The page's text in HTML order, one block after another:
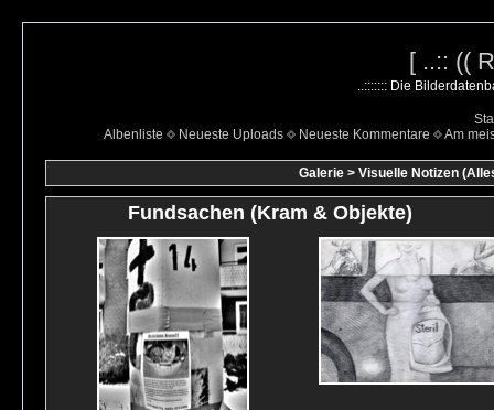
[ ..:: ((
..::::::: Die
Albenliste
Neueste Uploads Neueste Kommentare Am
Galerie> Visuelle Notizen
Fundsachen (Kram & Objekte)